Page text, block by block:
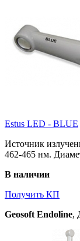
Estus LED - BLUE
Источник
462-465 нм.
В наличии
Получить КП
Geosoft Endoline,